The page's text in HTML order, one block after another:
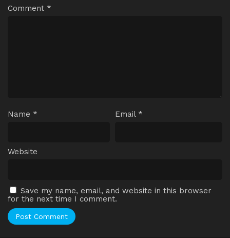
Comment *
Name * Email *
Website
Save my name, email, and website in this browser
for the next time I comment.